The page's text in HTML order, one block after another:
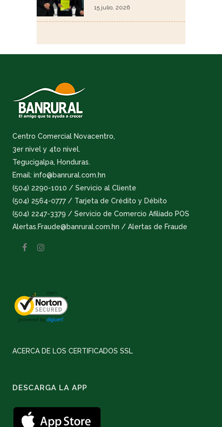
15 julio, 2026
Centro Comercial Novacentro,
3er nivel y 4to nivel.
Tegucigalpa, Honduras.
Email: info@banrural.com.hn
(504) 2290-1010 / Servicio al Cliente
(504) 2564-0777 / Tarjeta de Crédito y Débito
(504) 2247-3379 / Servicio de Comercio Afiliado POS
Alertas.Fraude@banrural.com.hn / Alertas de Fraude
ACERCA DE LOS CERTIFICADOS SSL
DESCARGA LA APP